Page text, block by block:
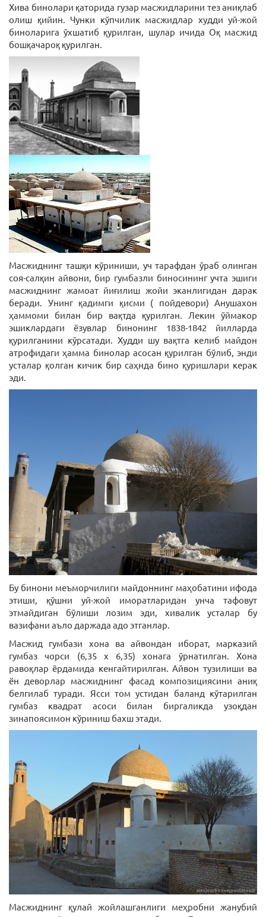
Хива бинолари қаторида гузар масжидларини тез аниқлаб
олиш қийин. Чунки кўпчилик масжидлар худди уй-жой
биноларига ўхшатиб қурилган, шулар ичида Оқ масжид
бошқачароқ қурилган.
Масжиднинг ташқи кўриниши, уч тарафдан ўраб олинган
соя-салқин айвони, бир гумбазли биносининг учта эшиги
масжиднинг жамоат йиғилиш жойи эканлигидан дарак
беради. Унинг қадимги қисми ( пойдевори) Анушахон
ҳаммоми билан бир вақтда қурилган. Лекин ўймакор
эшиклардаги ёзувлар бинонинг 1838-1842 йилларда
қурилганини кўрсатади. Худди шу вақтга келиб майдон
атрофидаги ҳамма бинолар асосан қурилган бўлиб, энди
усталар қолган кичик бир саҳнда бино қуришлари керак
эди.
Бу бинони меъморчилиги майдоннинг маҳобатини ифода
этиши, қўшни уй-жой иморатларидан унча тафовут
этмайдиган бўлиши лозим эди, хивалик усталар бу
вазифани аъло даржада адо этганлар.
Масжид гумбази хона ва айвондан иборат, марказий
гумбаз чорси (6,35 x 6,35) хонага ўрнатилган. Хона
равоқлар ёрдамида кенгайтирилган. Айвон тузилиши ва
ён деворлар масжиднинг фасад композициясини аниқ
белгилаб туради. Ясси том устидан баланд кўтарилган
гумбаз квадрат асоси билан биргаликда узоқдан
зинапоясимон кўриниш бахш этади.
Масжиднинг қулай жойлашганлиги меҳробни жанубий